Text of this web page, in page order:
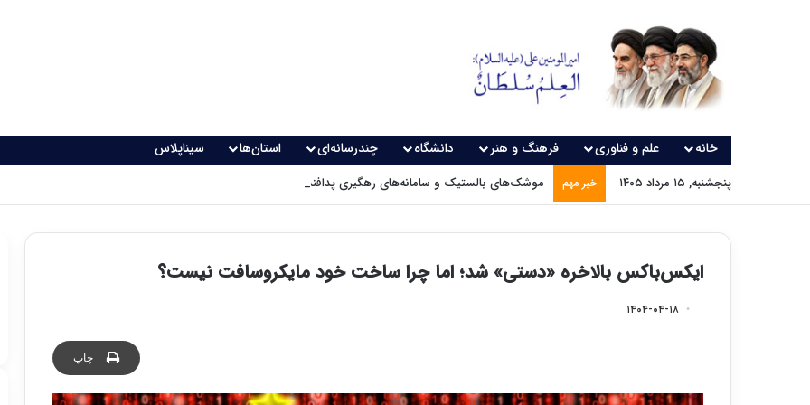
خانه علم و فناوری فرهنگ و هنر دانشگاه چندرسانه‌ای استان‌ها سیناپلاس
پنجشنبه, ۱۵ مرداد ۱۴۰۵ خبر مهم موشک‌های بالستیک و سامانه‌های رهگیری پدافندی چگونه کار می کنند؟
ایکس‌باکس بالاخره «دستی‌» شد؛ اما چرا ساخت خود مایکروسافت نیست؟
۱۴۰۴-۰۴-۱۸
چاپ